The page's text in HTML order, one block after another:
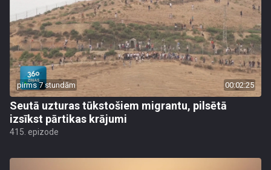
pirms 7 stundām 00:02:25
Seutā uzturas tūkstošiem migrantu, pilsētā
izsīkst pārtikas krājumi
415. epizode